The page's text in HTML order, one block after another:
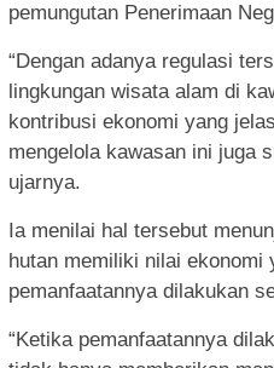
pemungutan Penerimaan
“Dengan adanya regulasi
lingkungan wisata alam di
kontribusi ekonomi yang
mengelola kawasan ini juga
ujarnya.
Ia menilai hal tersebut
hutan memiliki nilai ekonomi
pemanfaatannya dilakukan
“Ketika pemanfaatannya